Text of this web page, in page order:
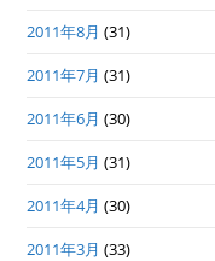
2011年8月 (31)
2011年7月 (31)
2011年6月 (30)
2011年5月 (31)
2011年4月 (30)
2011年3月 (33)